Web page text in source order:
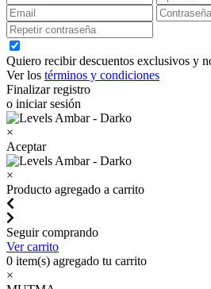
Quiero recibir descuentos exclusivos y
Ver los términos y condiciones
Finalizar registro
o iniciar sesión
×
Aceptar
×
Producto agregado a carrito
Seguir comprando
Ver carrito
0 item(s) agregado tu carrito
×